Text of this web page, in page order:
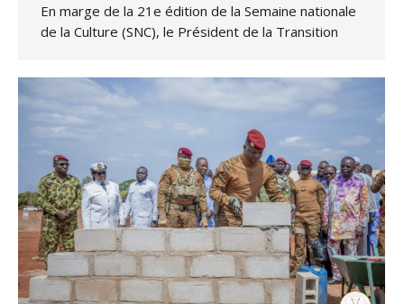
En marge de la 21e édition de la Semaine nationale
de la Culture (SNC), le Président de la Transition